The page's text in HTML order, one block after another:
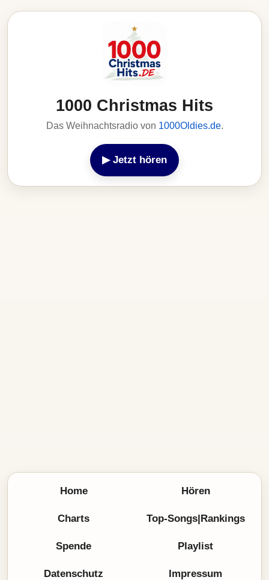
1000 Christmas Hits
Das Weihnachtsradio von 1000Oldies.de.
▶ Jetzt hören
Home Hören
Charts Top-Songs|Rankings
Spende Playlist
Datenschutz Impressum